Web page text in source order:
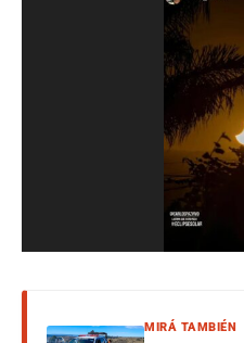
MIRÁ TAMBIÉN